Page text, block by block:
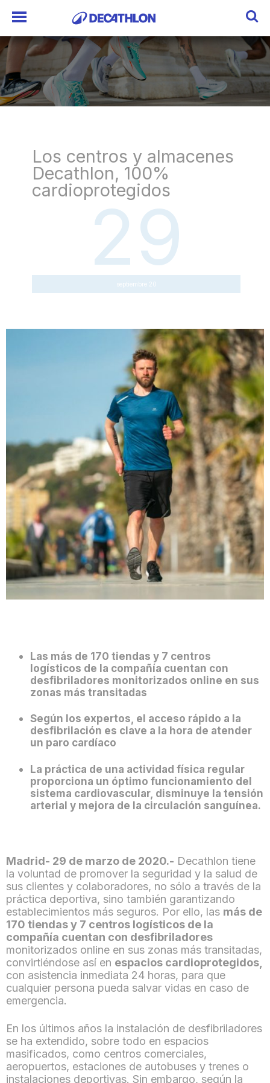
Los centros y almacenes
Decathlon, 100%
cardioprotegidos
29
septiembre 20
Las más de 170 tiendas y 7 centros
logísticos de la compañía cuentan con
desfibriladores monitorizados online en sus
zonas más transitadas
Según los expertos, el acceso rápido a la
desfibrilación es clave a la hora de atender
un paro cardíaco
La práctica de una actividad física regular
proporciona un óptimo funcionamiento del
sistema cardiovascular, disminuye la tensión
arterial y mejora de la circulación sanguínea.
Madrid- 29 de marzo de 2020.- Decathlon tiene
la voluntad de promover la seguridad y la salud de
sus clientes y colaboradores, no sólo a través de la
práctica deportiva, sino también garantizando
establecimientos más seguros. Por ello, las más de
170 tiendas y 7 centros logísticos de la
compañía cuentan con desfibriladores
monitorizados online en sus zonas más transitadas,
convirtiéndose así en espacios cardioprotegidos,
con asistencia inmediata 24 horas, para que
cualquier persona pueda salvar vidas en caso de
emergencia.
En los últimos años la instalación de desfibriladores
se ha extendido, sobre todo en espacios
masificados, como centros comerciales,
aeropuertos, estaciones de autobuses y trenes o
instalaciones deportivas. Sin embargo, según la